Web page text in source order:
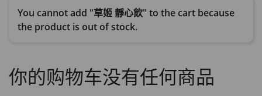
You cannot add "草姬 靜心飲" to the cart because
the product is out of stock.
你的购物车没有任何商品